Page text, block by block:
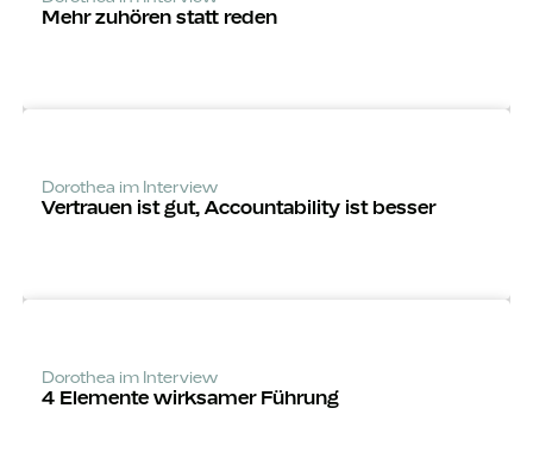
Mehr zuhören statt reden
Dorothea im Interview
Vertrauen ist gut, Accounta­bility ist besser
Dorothea im Interview
4 Elemente wirksamer Führung